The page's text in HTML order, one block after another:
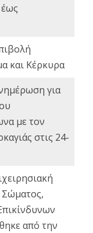
και Κέρκυρα
για
με τον
στις 24-
από την